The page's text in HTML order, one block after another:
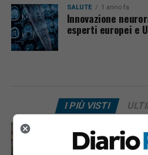
SALUTE 1 anno fa
Innovazione
esperti europei e
I PIÙ VISTI
Acqua da usare con
le frazioni sotto